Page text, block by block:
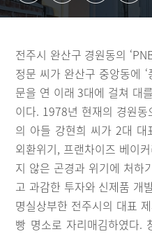
전주시 완산구 경원동의
정문 씨가 완산구 중앙동에
문을 연 이래 3대에 걸쳐 대
이다. 1978년 현재의 경원
의 아들 강현희 씨가 2대 대
외환위기, 프랜차이즈 베이
지 않은 곤경과 위기에 처하
고 과감한 투자와 신제품 개
명실상부한 전주시의 대표
빵 명소로 자리매김하였다.